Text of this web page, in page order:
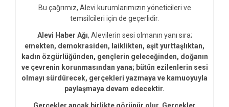
Bu çağrımız, Alevi kurumlarımızın yöneticileri ve
temsilcileri için de geçerlidir.
Alevi Haber Ağı, Alevilerin sesi olmanın yanı sıra;
emekten, demokrasiden, laiklikten, eşit yurttaşlıktan,
kadın özgürlüğünden, gençlerin geleceğinden, doğanın
ve çevrenin korunmasından yana; bütün ezilenlerin sesi
olmayı sürdürecek, gerçekleri yazmaya ve kamuoyuyla
paylaşmaya devam edecektir.